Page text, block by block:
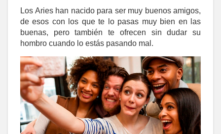
Los Aries han nacido para ser muy buenos amigos,
de esos con los que te lo pasas muy bien en las
buenas, pero también te ofrecen sin dudar su
hombro cuando lo estás pasando mal.